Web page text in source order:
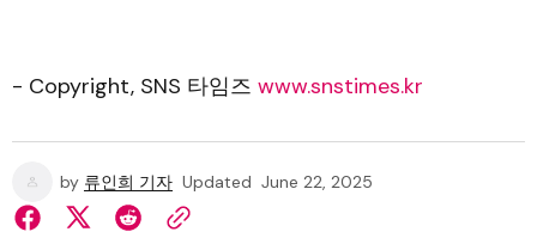
- Copyright, SNS 타임즈 www.snstimes.kr
by 류인희 기자 Updated June 22, 2025